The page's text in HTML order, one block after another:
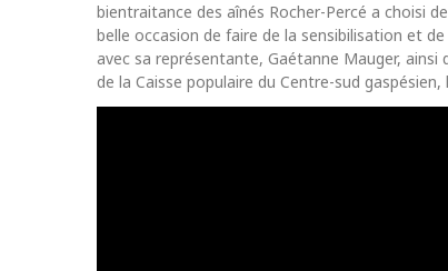
bientraitance des aînés Rocher-Percé a choisi
belle occasion de faire de la sensibilisation et
avec sa représentante, Gaétanne Mauger,
de la Caisse populaire du Centre-sud gaspésien,